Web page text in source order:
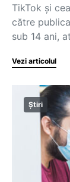
TikTok și
către
sub 14 ani,
Vezi articolul
Știri